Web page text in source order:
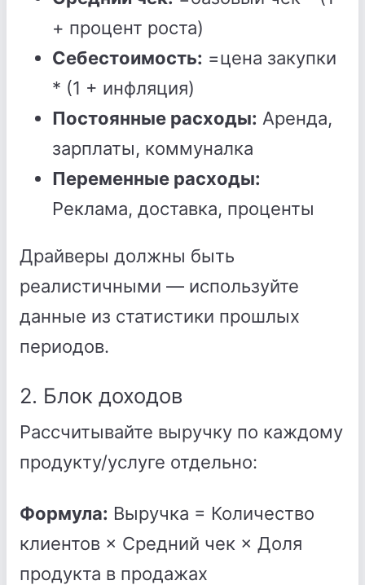
+ процент роста)
Себестоимость: =цена закупки
* (1 + инфляция)
Постоянные расходы: Аренда,
зарплаты, коммуналка
Переменные расходы:
Реклама, доставка, проценты
Драйверы должны быть
реалистичными — используйте
данные из статистики прошлых
периодов.
2. Блок доходов
Рассчитывайте выручку по каждому
продукту/услуге отдельно:
Формула: Выручка = Количество
клиентов × Средний чек × Доля
продукта в продажах